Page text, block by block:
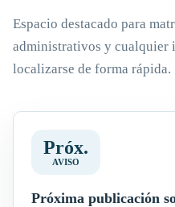
Espacio destacado para
administrativos y cualquier
localizarse de forma rápida.
Próx.
AVISO
Próxima publicación